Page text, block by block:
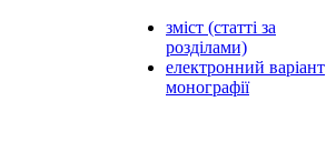
зміст (статті за
розділами)
електронний варіант
монографії